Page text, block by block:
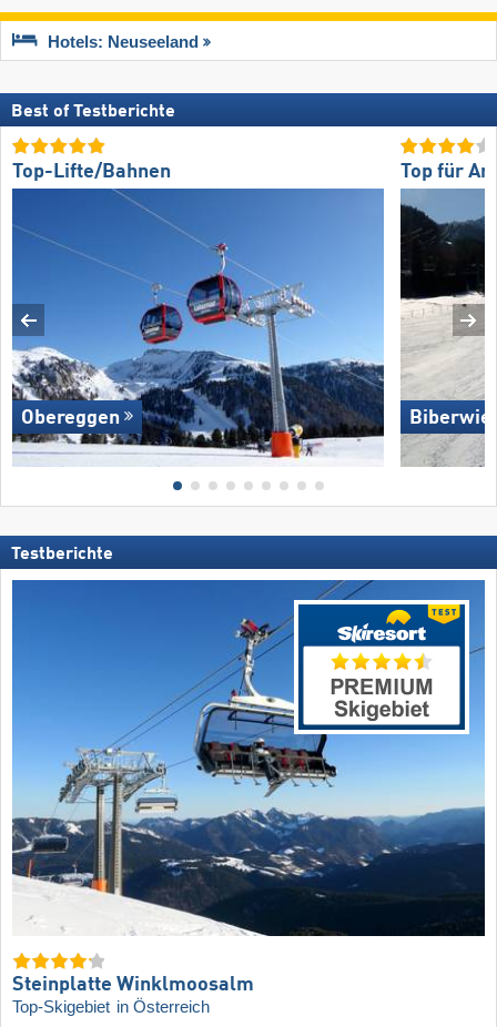
Hotels: Neuseeland
Best of Testberichte
Top-Lifte/Bahnen
Obereggen
Top für
Testberichte
Steinplatte Winklmoosalm
Top-Skigebiet in Österreich